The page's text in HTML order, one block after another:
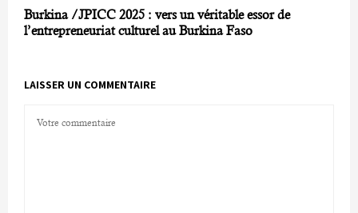
Burkina /JPICC 2025 : vers un véritable essor de
l’entrepreneuriat culturel au Burkina Faso
LAISSER UN COMMENTAIRE